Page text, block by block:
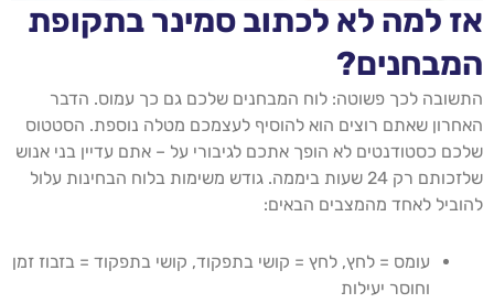
אז למה לא לכתוב סמינר בתקופת
המבחנים?
התשובה לכך פשוטה: לוח המבחנים שלכם גם כך עמוס. הדבר
האחרון שאתם רוצים הוא להוסיף לעצמכם מטלה נוספת. הסטטוס
שלכם כסטודנטים לא הופך אתכם לגיבורי על – אתם עדיין בני אנוש
שלזכותם רק 24 שעות ביממה. גודש משימות בלוח הבחינות עלול
להוביל לאחד מהמצבים הבאים:
עומס = לחץ, לחץ = קושי בתפקוד, קושי בתפקוד = בזבוז זמן
וחוסר יעילות